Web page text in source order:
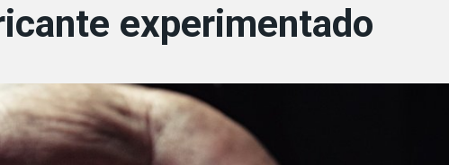
experimentado